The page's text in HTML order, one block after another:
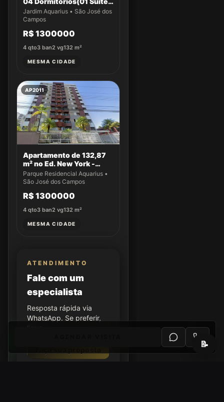
a venda no Jardim
Aquarius
Jardim Aquarius • São José dos
Campos
R$ 1300000
4 qto3 ban2 vg132 m²
MESMA CIDADE
AP2011
Apartamento de 132,87
m² no Ed. New York -
Apto 43
Parque Residencial Aquarius •
São José dos Campos
R$ 1300000
4 qto3 ban2 vg132 m²
MESMA CIDADE
ATENDIMENTO
Fale com um
especialista
Resposta rápida via
WhatsApp. Se preferir,
ligue.
📝